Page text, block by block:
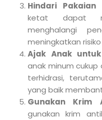
Hindari Pakaian
ketat dapat
menghalangi
meningkatkan risiko
Ajak Anak
anak minum
terhidrasi,
yang baik
Gunakan Krim
gunakan krim